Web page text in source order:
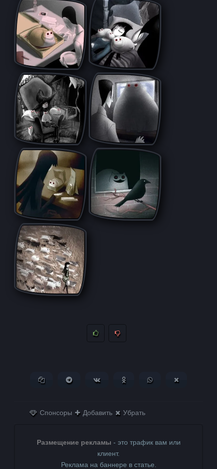
Копировать ссылкуПоделиться в Telegram
Поделиться ВКонтактеПоделиться в
Поделиться в
Спонсоры Добавить Убрать
Размещение рекламы - это трафик вам или
клиент.
Реклама на баннере в статье.